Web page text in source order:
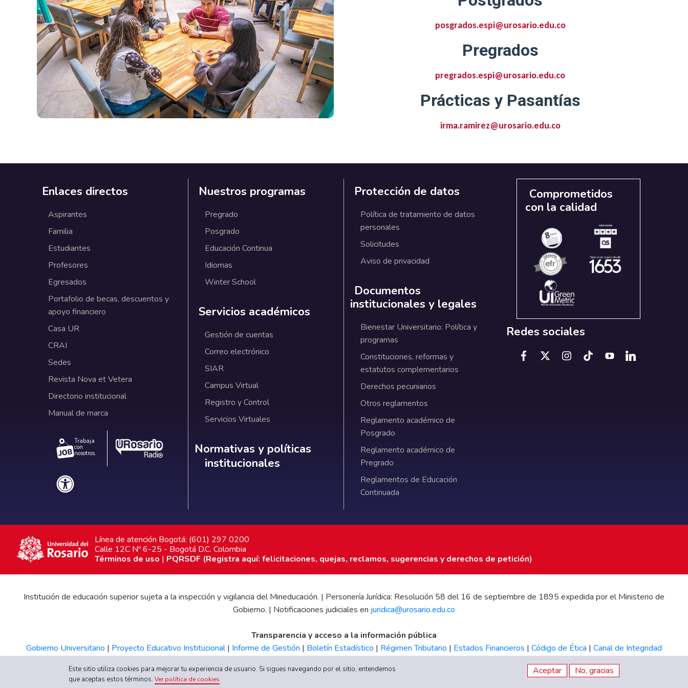
posgrados.espi@urosario.edu.co
Pregrados
pregrados.espi@urosario.edu.co
Prácticas y Pasantías
irma.ramirez@urosario.edu.co
Enlaces directos
Aspirantes
Familia
Estudiantes
Profesores
Egresados
Portafolio de becas, descuentos y
apoyo financiero
Casa UR
CRAI
Sedes
Revista Nova et Vetera
Directorio institucional
Manual de marca
Trabaja
con
nosotros.
Nuestros programas
Pregrado
Posgrado
Educación Continua
Idiomas
Winter School
Servicios académicos
Gestión de cuentas
Correo electrónico
SIAR
Campus Virtual
Registro y Control
Servicios Virtuales
Normativas y políticas institucionales
Normativas y políticas
institucionales
Protección de datos
Política de tratamiento de datos
personales
Solicitudes
Aviso de privacidad
Documentos
institucionales y legales
Bienestar Universitario: Política y
programas
Constituciones, reformas y
estatutos complementarios
Derechos pecuniarios
Otros reglamentos
Reglamento académico de
Posgrado
Reglamento académico de
Pregrado
Reglamentos de Educación
Continuada
Comprometidos
con la calidad
Redes sociales
Línea de atención Bogotá: (601) 297 0200
Calle 12C Nº 6-25 - Bogotá D.C. Colombia
Términos de uso | PQRSDF (Registra aquí: felicitaciones, quejas, reclamos, sugerencias y derechos de petición)
Institución de educación superior sujeta a la inspección y vigilancia del Mineducación. | Personería Jurídica: Resolución 58 del 16 de septiembre de 1895 expedida por el Ministerio de
Gobierno. | Notificaciones judiciales en juridica@urosario.edu.co
Transparencia y acceso a la información pública
Gobierno Universitario | Proyecto Educativo Institucional| Informe de Gestión | Boletín Estadístico | Régimen Tributario | Estados Financieros | Código de Ética | Canal de Integridad
Este sitio utiliza cookies para mejorar tu experiencia de usuario. Si sigues navegando por el sitio, entendemos
que aceptas estos términos.Ver política de cookies
Aceptar No, gracias